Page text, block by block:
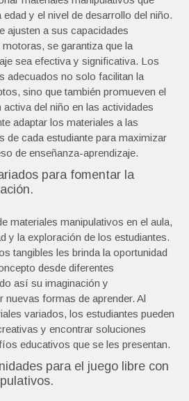
y el nivel de desarrollo del niño.
ajusten a sus capacidades
se garantiza que la
sea efectiva y significativa. Los
adecuados no solo facilitan la
sino que también promueven el
del niño en las actividades
adaptar los materiales a las
de cada estudiante para maximizar
de enseñanza-aprendizaje.
para fomentar la
materiales manipulativos en el aula,
y la exploración de los estudiantes.
tangibles les brinda la oportunidad
desde diferentes
así su imaginación y
nuevas formas de aprender. Al
variados, los estudiantes pueden
y encontrar soluciones
educativos que se les presentan.
para el juego libre con